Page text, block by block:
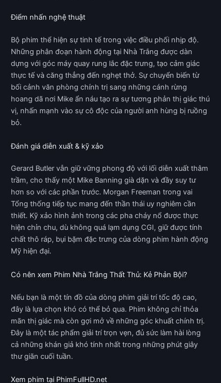
Điểm nhấn nghệ thuật
Bộ phim thể hiện sự tinh tế trong việc điều phối nhịp độ.
Những phân đoạn hành động tại Nhà Trắng được dàn
dựng với góc máy quay rung lắc đặc trưng, tạo cảm giác
thực tế và căng thẳng đến nghẹt thở. Sự chuyển biến từ
bối cảnh văn phòng chính trị sang những cánh rừng
hoang dã nơi Mike ẩn náu tạo ra sự tương phản thị giác thú
vị, nhấn mạnh vào sự cô độc của người anh hùng bị ruồng
bỏ.
Đánh giá diễn xuất & kỹ xảo
Gerard Butler vẫn giữ vững phong độ với lối diễn xuất thâm
trầm, cho thấy một Mike Banning già dặn và đầy suy tư
hơn so với các phần trước. Morgan Freeman trong vai
Tổng thống tiếp tục mang đến thần thái uy nghiêm cần
thiết. Kỹ xảo hình ảnh trong các pha cháy nổ được thực
hiện chỉn chu, dù không quá lạm dụng CGI, giữ được tính
chất thô ráp, bụi bặm đặc trưng của dòng phim hành động
Mỹ hiện đại.
Có nên xem Phim Nhà Trắng Thất Thủ: Kẻ Phản Bội?
Nếu bạn là một tín đồ của dòng phim giải trí tốc độ cao,
đây là lựa chọn khó có thể bỏ qua. Phim không chỉ thỏa
mãn thị giác mà còn gợi mở về những góc khuất chính trị.
Đây là một tác phẩm giải trí trọn vẹn, đủ sức làm hài lòng
cả những khán giả khó tính nhất trong những phút giây
thư giãn cuối tuần.
Xem phim tại PhimFullHD.net